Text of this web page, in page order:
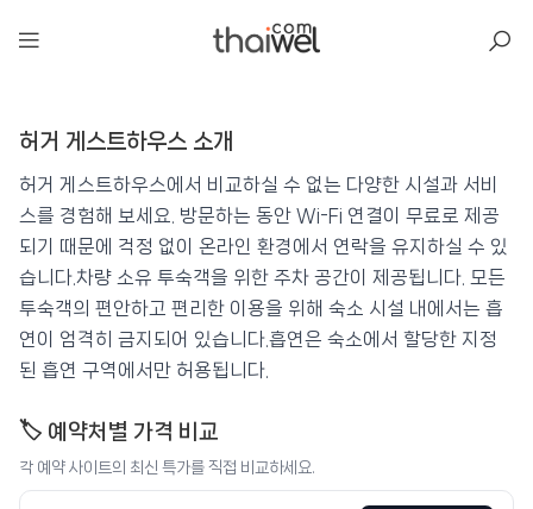
허거 게스트하우스
📍 푸켓★★ ⭐ 8.6
💰 최저가 확인 · 예약하기
허거 게스트하우스 소개
허거 게스트하우스에서 비교하실 수 없는 다양한 시설과 서비
스를 경험해 보세요. 방문하는 동안 Wi-Fi 연결이 무료로 제공
되기 때문에 걱정 없이 온라인 환경에서 연락을 유지하실 수 있
습니다.차량 소유 투숙객을 위한 주차 공간이 제공됩니다. 모든
투숙객의 편안하고 편리한 이용을 위해 숙소 시설 내에서는 흡
연이 엄격히 금지되어 있습니다.흡연은 숙소에서 할당한 지정
된 흡연 구역에서만 허용됩니다.
🏷️ 예약처별 가격 비교
각 예약 사이트의 최신 특가를 직접 비교하세요.